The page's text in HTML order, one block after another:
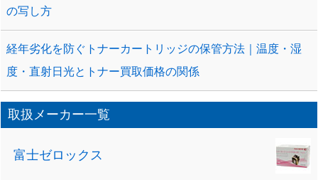
の写し方
経年劣化を防ぐトナーカートリッジの保管方法｜温度・湿
度・直射日光とトナー買取価格の関係
取扱メーカー一覧
富士ゼロックス